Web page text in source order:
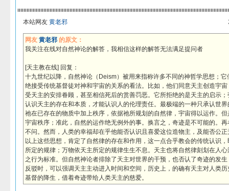
本站网友 黄老邪
网友 黄老邪的原文：
我关注在线对自然神论的解答，我相信这样的解答无法满足提问者
[天主教在线] 回复：
十九世纪以降，自然神论（Deism）被用来指称许多不同的神哲学思想；
绝接受传统基督徒对神和宇宙的关系的看法。比如，他们同意天主创造宇
受天主的安排眷顾，甚至相信死后的赏善罚恶。它所拒绝的是天主的启示
认识天主的存在和本质，才能认识人的伦理责任。最极端的一种只承认世
祂在已存在的物质中加上秩序，依据祂所规划的自然律，宇宙得以运作。
宇宙秩序；准此，自然的运作绝无例外的事。换言之，奇迹是不可能的。
不问。然而，人类的幸福却在乎他能否认识且喜爱这位造物主，及能否公
以上这些思想，肯定了自然律的存在和作用，这一点合乎教会的传统认识
所定的规律；万物依天主所定的规律生生不息。天主也将自然律刻划在人
之行为标准。但自然神论者排除了天主对世界的干预，也否认了奇迹的发
反驳时，可以强调天主主动进入时间和空间，历史上，的确有天主对人类
基督的降生，借着奇迹带给人类天主的慈爱。